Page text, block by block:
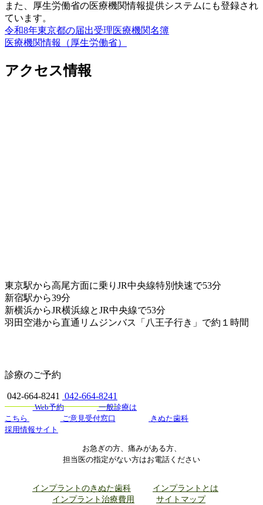
また、厚生労働省の医療機関情報提供システムにも登録され
ています。
令和8年東京都の届出受理医療機関名簿
医療機関情報（厚生労働省）
アクセス情報
東京駅から高尾方面に乗りJR中央線特別快速で53分
新宿駅から39分
新横浜からJR横浜線とJR中央線で53分
羽田空港から直通リムジンバス「八王子行き」で約１時間
診療のご予約
042-664-8241 042-664-8241
Web予約
一般診療は
こちら
ご意見受付窓口
きぬた歯科
採用情報サイト
お急ぎの方、痛みがある方、
担当医の指定がない方はお電話ください
インプラントのきぬた歯科
インプラントとは
インプラント治療費用
サイトマップ